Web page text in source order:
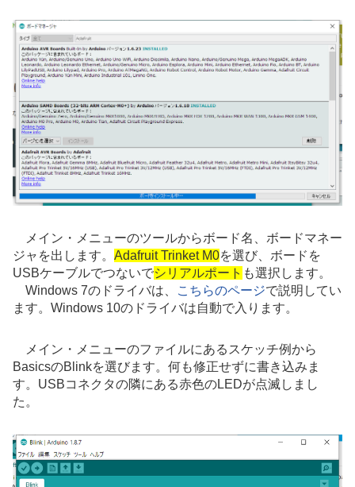
メイン・メニューのツールからボード名、ボードマネー
ジャを出します。 Adafruit Trinket M0を選び、ボードを
USBケーブルでつないでシリアルポート も選択します。
Windows 7のドライバは、
こちらのページで説明してい
ます。Windows 10のドライバは自動で入ります。
メイン・メニューのファイルにあるスケッチ例から
BasicsのBlinkを選びます。何も修正せずに書き込みま
す。USBコネクタの隣にある赤色のLEDが点滅しまし
た。